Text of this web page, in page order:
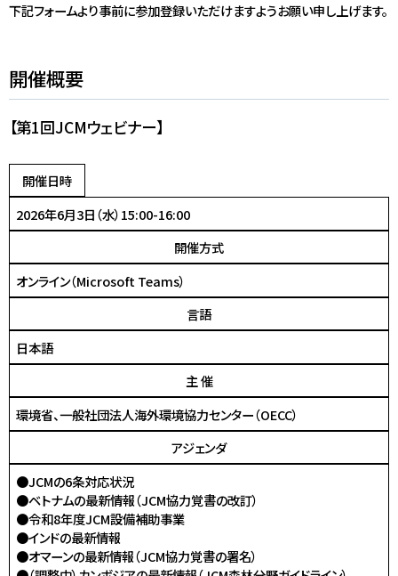
下記フォームより事前に参加登録いただけますようお願い申し上げます。
開催概要
【第1回JCMウェビナー】
開催日時
2026年6月3日（水）15:00-16:00
開催方式
オンライン（Microsoft Teams）
言語
日本語
主 催
環境省、一般社団法人海外環境協力センター（OECC）
アジェンダ
●JCMの6条対応状況
●ベトナムの最新情報（JCM協力覚書の改訂）
●令和8年度JCM設備補助事業
●インドの最新情報
●オマーンの最新情報（JCM協力覚書の署名）